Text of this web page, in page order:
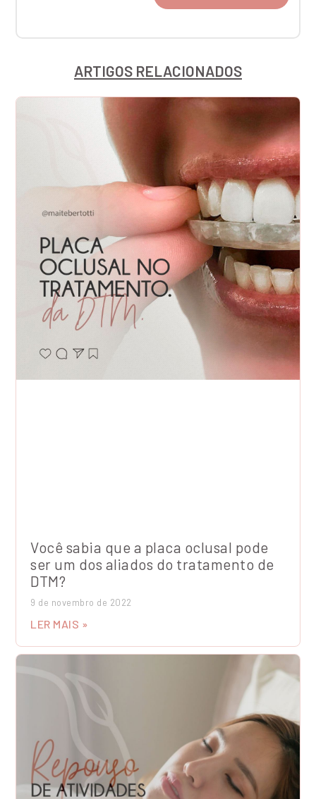
ARTIGOS RELACIONADOS
Você sabia que a placa oclusal pode
ser um dos aliados do tratamento de
DTM?
9 de novembro de 2022
LER MAIS »